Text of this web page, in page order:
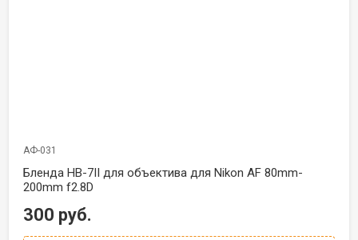
АФ-031
Бленда HB-7II для объектива для Nikon AF 80mm-
200mm f2.8D
300 руб.